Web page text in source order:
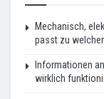
Mechanisch,
passt zu
Informationen
wirklich